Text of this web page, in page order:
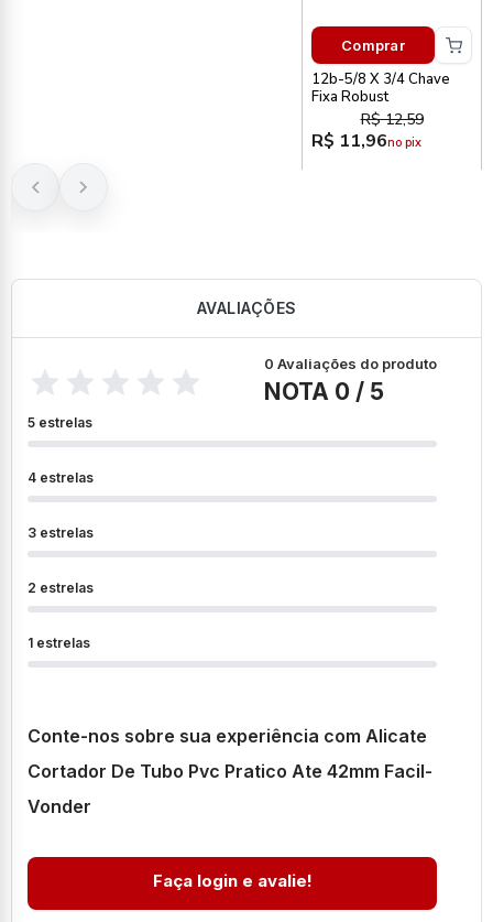
Comprar
12b-5/8 X 3/4 Chave
Fixa Robust
R$ 12,59
R$ 11,96no pix
AVALIAÇÕES
0 Avaliações do produto
NOTA 0 / 5
5 estrelas
4 estrelas
3 estrelas
2 estrelas
1 estrelas
Conte-nos sobre sua experiência com Alicate
Cortador De Tubo Pvc Pratico Ate 42mm Facil-
Vonder
Faça login e avalie!